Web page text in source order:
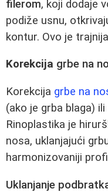
filerom, koji dodaje
podiže usnu,
kontur. Ovo je
Korekcija grbe na
Korekcija grbe na
(ako je grba blaga)
Rinoplastika je
nosa, uklanjajući
harmonizovaniji
Uklanjanje